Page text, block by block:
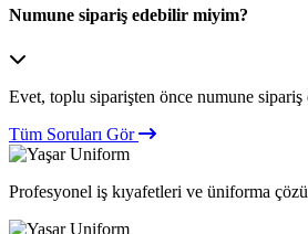
Numune sipariş edebilir miyim?
Evet, toplu siparişten önce numune
Tüm Soruları Gör
Profesyonel iş kıyafetleri ve üniforma